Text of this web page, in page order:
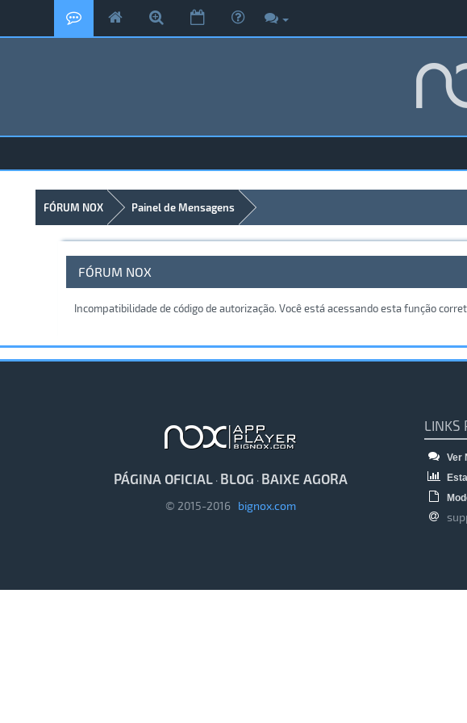
FÓRUM NOX Painel de Mensagens
FÓRUM NOX
Incompatibilidade de código de autorização. Você está acessando esta função
PÁGINA OFICIAL · BLOG · BAIXE AGORA
© 2015-2016 bignox.com
LINKS
Ver